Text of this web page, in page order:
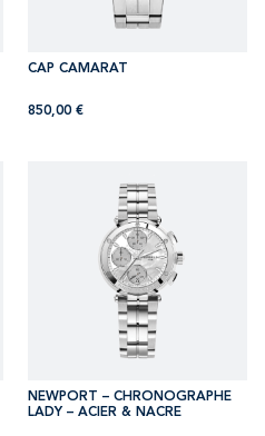
CAP CAMARAT
850,00 €
NEWPORT – CHRONOGRAPHE
LADY – ACIER & NACRE